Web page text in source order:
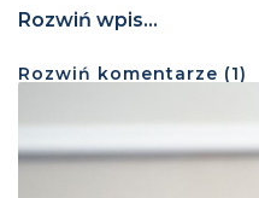
Rozwiń wpis...
Rozwiń komentarze (1)